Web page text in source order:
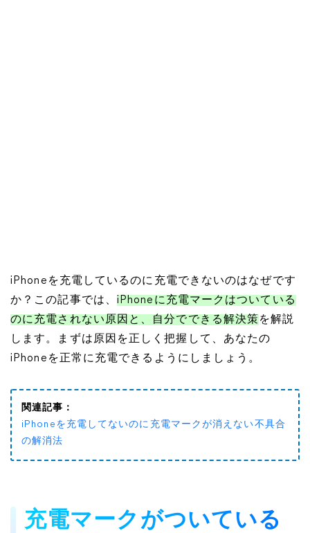
iPhoneを充電しているのに充電できないのはなぜです
か？この記事では、 iPhoneに充電マークはついている
のに充電されない原因と、自分でできる解決策 を解説
します。まずは原因を正しく把握して、あなたの
iPhoneを正常に充電できるようにしましょう。
関連記事：
iPhoneを充電してないのに充電マークが消えない不具合
の解消法
充電マークがついている